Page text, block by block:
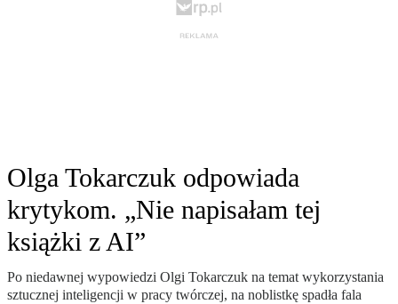
Olga Tokarczuk odpowiada
krytykom. „Nie napisałam tej
książki z AI”
Po niedawnej wypowiedzi Olgi Tokarczuk na temat wykorzystania
sztucznej inteligencji w pracy twórczej, na noblistkę spadła fala